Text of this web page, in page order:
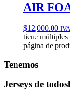
AIR
$12,000.00
tiene múltiples
página de
Tenemos
Jerseys de todos